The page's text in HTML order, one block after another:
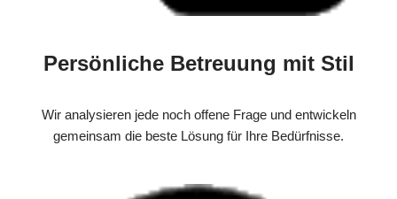
Persönliche Betreuung mit Stil
Wir analysieren jede noch offene Frage und entwickeln
gemeinsam die beste Lösung für Ihre Bedürfnisse.